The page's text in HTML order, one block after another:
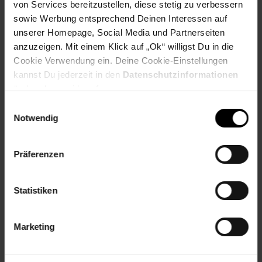
von Services bereitzustellen, diese stetig zu verbessern
sowie Werbung entsprechend Deinen Interessen auf
unserer Homepage, Social Media und Partnerseiten
anzuzeigen. Mit einem Klick auf „Ok“ willigst Du in die
Cookie Verwendung ein. Deine Cookie-Einstellungen
kannst Du jederzeit in den Datenschutzinformationen
ändern bzw. widerrufen.
Notwendig
Präferenzen
Statistiken
Marketing
Steinfassung 1-: Kanalfassung
Veredelung: rhodiniert
Zertifikat-: Nein
Artikelnummer: 2555734000
EAN: 4006046233903